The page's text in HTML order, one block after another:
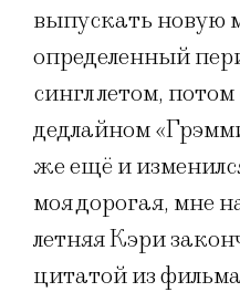
выпускать новую
определенный
сингл летом,
дедлайном
же ещё и
моя дорогая, мне
летняя Кэри
цитатой из